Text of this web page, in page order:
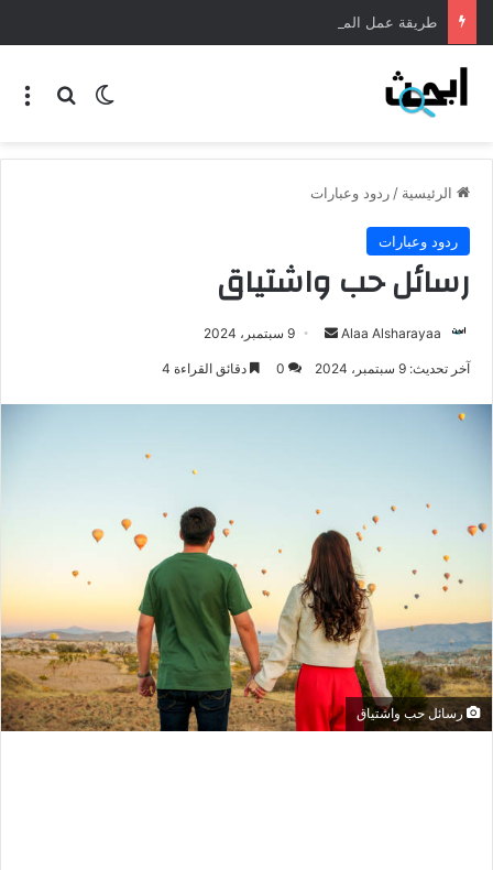
طريقة عمل المنسف الاردني
الرئيسية / ردود وعبارات
ردود وعبارات
رسائل حب واشتياق
Alaa Alsharayaa 9 سبتمبر، 2024
آخر تحديث: 9 سبتمبر، 2024 0 دقائق القراءة 4
رسائل حب واشتياق